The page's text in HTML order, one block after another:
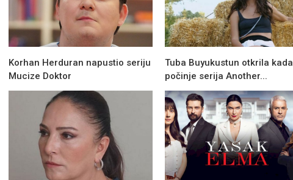
Korhan Herduran napustio seriju
Mucize Doktor
Tuba Buyukustun otkrila kada
počinje serija Another...